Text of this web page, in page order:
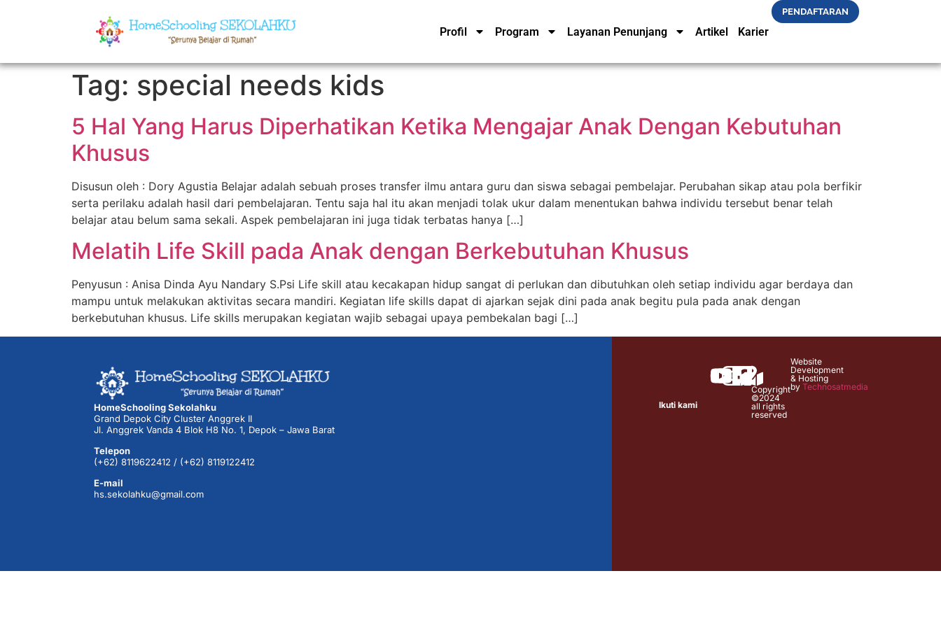
Profil Program Layanan Penunjang Artikel Karier
PENDAFTARAN
Tag: special needs kids
5 Hal Yang Harus Diperhatikan Ketika Mengajar Anak Dengan Kebutuhan
Khusus
Disusun oleh : Dory Agustia Belajar adalah sebuah proses transfer ilmu antara guru dan siswa sebagai pembelajar. Perubahan sikap atau pola berfikir
serta perilaku adalah hasil dari pembelajaran. Tentu saja hal itu akan menjadi tolak ukur dalam menentukan bahwa individu tersebut benar telah
belajar atau belum sama sekali. Aspek pembelajaran ini juga tidak terbatas hanya […]
Melatih Life Skill pada Anak dengan Berkebutuhan Khusus
Penyusun : Anisa Dinda Ayu Nandary S.Psi Life skill atau kecakapan hidup sangat di perlukan dan dibutuhkan oleh setiap individu agar berdaya dan
mampu untuk melakukan aktivitas secara mandiri. Kegiatan life skills dapat di ajarkan sejak dini pada anak begitu pula pada anak dengan
berkebutuhan khusus. Life skills merupakan kegiatan wajib sebagai upaya pembekalan bagi […]
HomeSchooling Sekolahku
Grand Depok City Cluster Anggrek II
Jl. Anggrek Vanda 4 Blok H8 No. 1, Depok – Jawa Barat
Telepon
(+62) 8119622412 / (+62) 8119122412
E-mail
hs.sekolahku@gmail.com
Ikuti kami
Copyright
©2024
all rights
reserved
Website
Development
& Hosting
by Technosatmedia